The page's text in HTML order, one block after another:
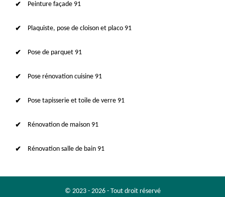
Peinture façade 91
Plaquiste, pose de cloison et placo 91
Pose de parquet 91
Pose rénovation cuisine 91
Pose tapisserie et toile de verre 91
Rénovation de maison 91
Rénovation salle de bain 91
© 2023 - 2026 - Tout droit réservé